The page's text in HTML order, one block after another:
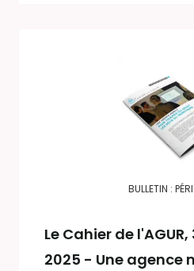
BULLETIN :
Le Cahier de l'AGUR,
2025 - Une agence